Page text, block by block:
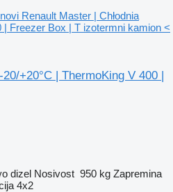
novi Renault Master | Chłodnia
| Freezer Box | T izotermni kamion <
+20°C | ThermoKing V 400 |
dizel Nosivost 950 kg Zapremina
4x2